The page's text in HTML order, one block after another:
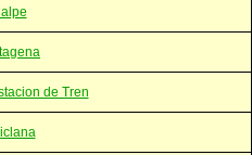
de Tren